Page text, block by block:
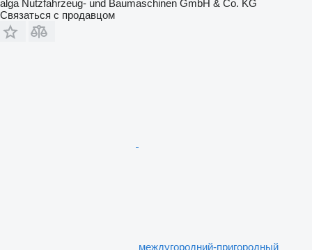
alga Nutzfahrzeug- und Baumaschinen GmbH & Co. KG
Связаться с продавцом
междугородний-пригородный